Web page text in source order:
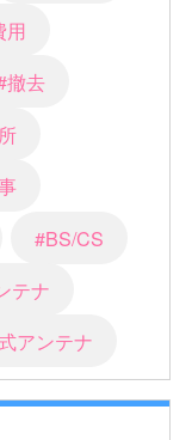
用
撤去
#BS/CS
テナ
アンテナ